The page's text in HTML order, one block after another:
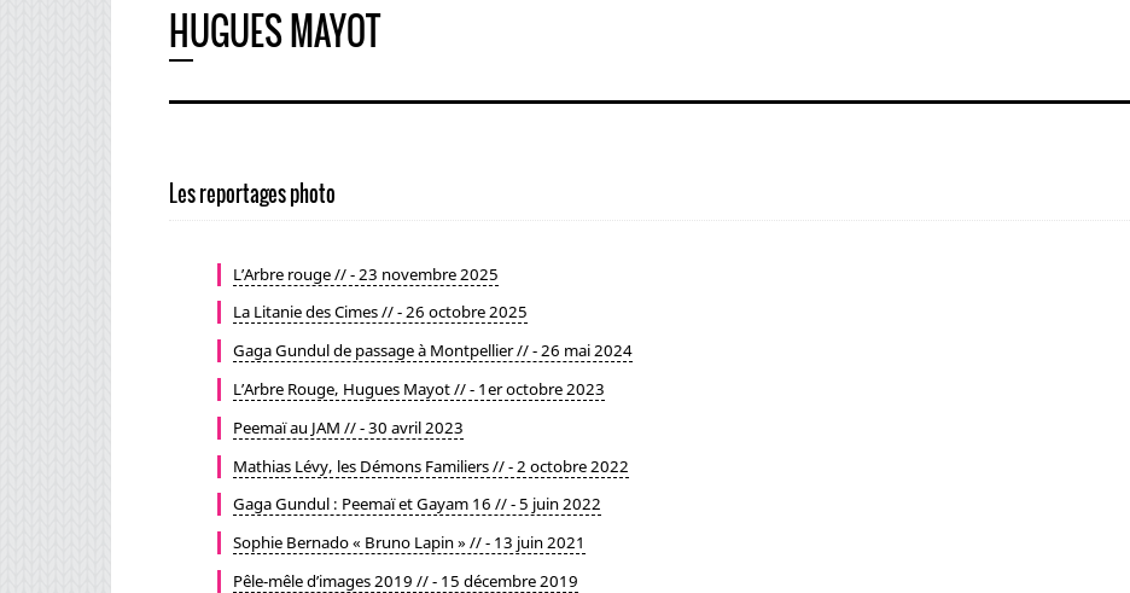
HUGUES MAYOT
Les reportages photo
L’Arbre rouge // - 23 novembre 2025
La Litanie des Cimes // - 26 octobre 2025
Gaga Gundul de passage à Montpellier // - 26 mai 2024
L’Arbre Rouge, Hugues Mayot // - 1er octobre 2023
Peemaï au JAM // - 30 avril 2023
Mathias Lévy, les Démons Familiers // - 2 octobre 2022
Gaga Gundul : Peemaï et Gayam 16 // - 5 juin 2022
Sophie Bernado « Bruno Lapin » // - 13 juin 2021
Pêle-mêle d’images 2019 // - 15 décembre 2019